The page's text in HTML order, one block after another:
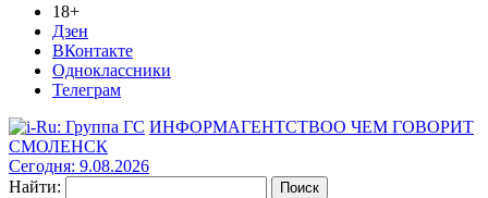
18+
Дзен
ВКонтакте
Одноклассники
Телеграм
ИНФОРМАГЕНТСТВОО ЧЕМ ГОВОРИТ
СМОЛЕНСК
Сегодня: 9.08.2026
Найти: